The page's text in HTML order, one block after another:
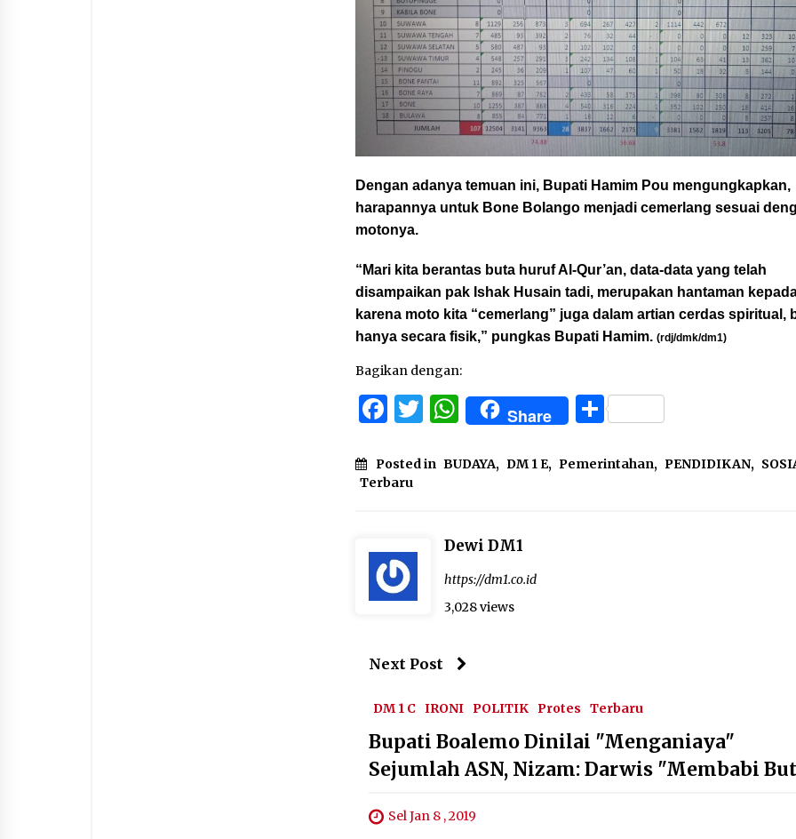
Dengan adanya temuan ini, Bupati Hamim Pou mengungkapkan,
harapannya untuk Bone Bolango menjadi cemerlang sesuai
motonya.
“Mari kita berantas buta huruf Al-Qur’an, data-data yang telah
disampaikan pak Ishak Husain tadi, merupakan hantaman
karena moto kita “cemerlang” juga dalam artian cerdas spiritual,
hanya secara fisik,” pungkas Bupati Hamim.(rdj/dmk/dm1)
Bagikan dengan:
Facebook
Twitter
WhatsApp
Share Share
Posted in BUDAYA, DM 1 E, Pemerintahan, PENDIDIKAN,
Terbaru
Dewi DM1
https://dm1.co.id
3,028 views
Next Post
DM 1 C IRONI POLITIK Protes Terbaru
Bupati Boalemo Dinilai "Menganiaya"
Sejumlah ASN, Nizam: Darwis "Membabi
Sel Jan 8 , 2019